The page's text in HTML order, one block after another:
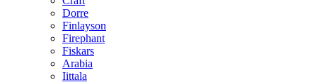
Dorre
Finlayson
Firephant
Fiskars
Arabia
Iittala